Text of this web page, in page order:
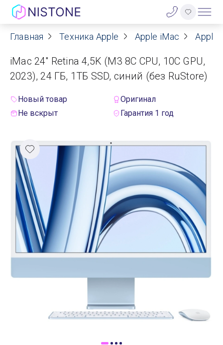
Акции
О нас
Договор оферты
Реквизиты
Контакты
Гарантия
Оплата
Доставка
Самовывоз
Главная Техника Apple Apple iMac Apple
iMac 24" Retina 4,5K (M3 8C CPU, 10C GPU,
2023), 24 ГБ, 1ТБ SSD, синий (без RuStore)
Новый товар
Оригинал
Не вскрыт
Гарантия 1 год